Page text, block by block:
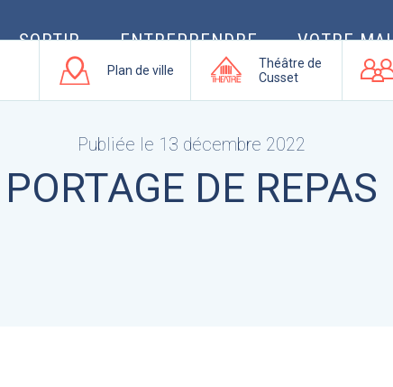
SORTIR ENTREPRENDRE VOTRE
Plan de ville
Théâtre de
Cusset
Publiée le 13 décembre 2022
PORTAGE DE REPAS